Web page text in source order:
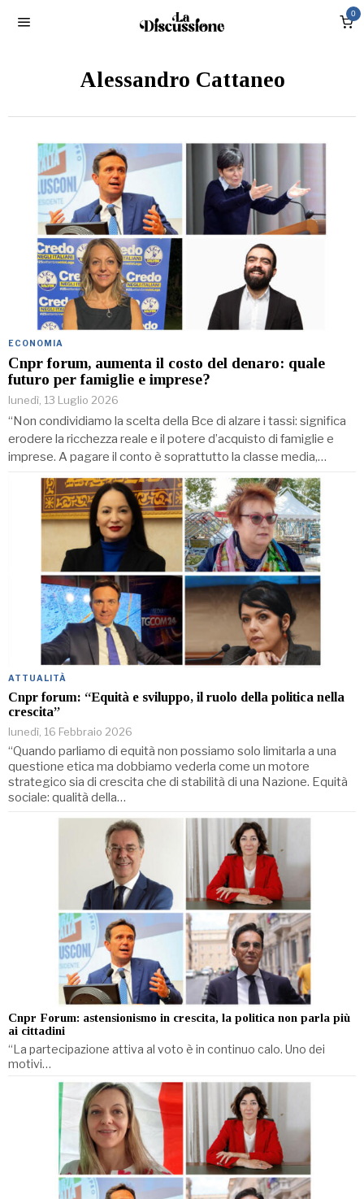
0
Alessandro Cattaneo
ECONOMIA
Cnpr forum, aumenta il costo del denaro: quale
futuro per famiglie e imprese?
lunedì, 13 Luglio 2026
“Non condividiamo la scelta della Bce di alzare i tassi: significa
erodere la ricchezza reale e il potere d’acquisto di famiglie e
imprese. A pagare il conto è soprattutto la classe media,…
ATTUALITÀ
Cnpr forum: “Equità e sviluppo, il ruolo della politica nella
crescita”
lunedì, 16 Febbraio 2026
“Quando parliamo di equità non possiamo solo limitarla a una
questione etica ma dobbiamo vederla come un motore
strategico sia di crescita che di stabilità di una Nazione. Equità
sociale: qualità della…
Cnpr Forum: astensionismo in crescita, la politica non parla più
ai cittadini
“La partecipazione attiva al voto è in continuo calo. Uno dei
motivi…